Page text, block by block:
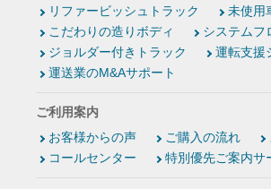
リファービッシュトラック
未使用
こだわりの造りボディ
システムフ
ジョルダー付きトラック
運転支援
運送業のM&Aサポート
ご利用案内
お客様からの声
ご購入の流れ
コールセンター
特別優先ご案内サ